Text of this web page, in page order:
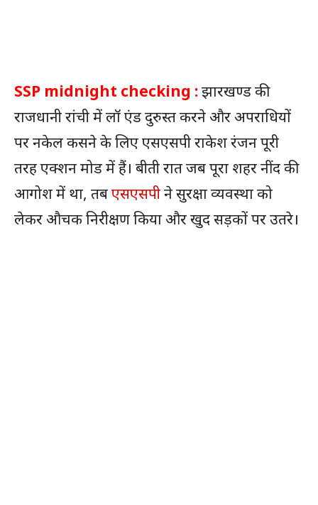
SSP midnight checking :झारखण्ड की
राजधानी रांची में लॉ एंड दुरुस्त करने और अपराधियों
पर नकेल कसने के लिए एसएसपी राकेश रंजन पूरी
तरह एक्शन मोड में हैं। बीती रात जब पूरा शहर नींद की
आगोश में था, तबएसएसपीने सुरक्षा व्यवस्था को
लेकर औचक निरीक्षण किया और खुद सड़कों पर उतरे।